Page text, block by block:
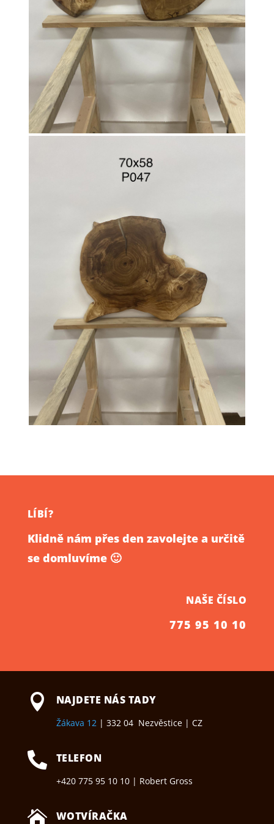
LÍBÍ?
Klidně nám přes den zavolejte a určitě
se domluvíme 🙂
NAŠE ČÍSLO
775 95 10 10
 NAJDETE NÁS TADY
Žákava 12 | 332 04 Nezvěstice | CZ
 TELEFON
+420 775 95 10 10 | Robert Gross
 WOTVÍRAČKA